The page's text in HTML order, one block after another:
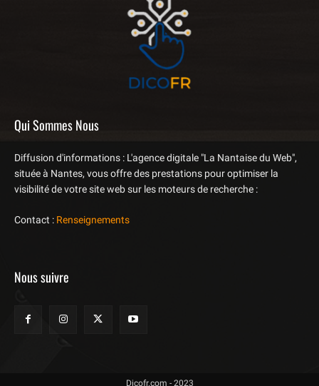
Qui Sommes Nous
Diffusion d'informations : L'agence digitale "La Nantaise du Web",
située à Nantes, vous offre des prestations pour optimiser la
visibilité de votre site web sur les moteurs de recherche :
Contact : Renseignements
Nous suivre
Dicofr.com - 2023